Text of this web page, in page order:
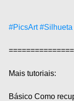
#PicsArt #Silhueta
Mais tutoriais:
Básico Como